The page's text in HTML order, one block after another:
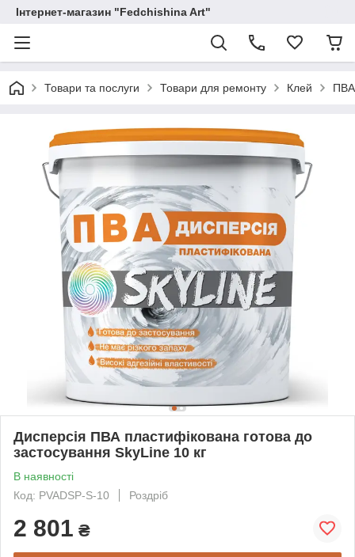
Інтернет-магазин "Fedchishina Art"
Товари та послуги Товари для ремонту Клей ПВА
Дисперсія ПВА пластифікована готова до
застосування SkyLine 10 кг
В наявності
Код: PVADSP-S-10
Роздріб
2 801 ₴